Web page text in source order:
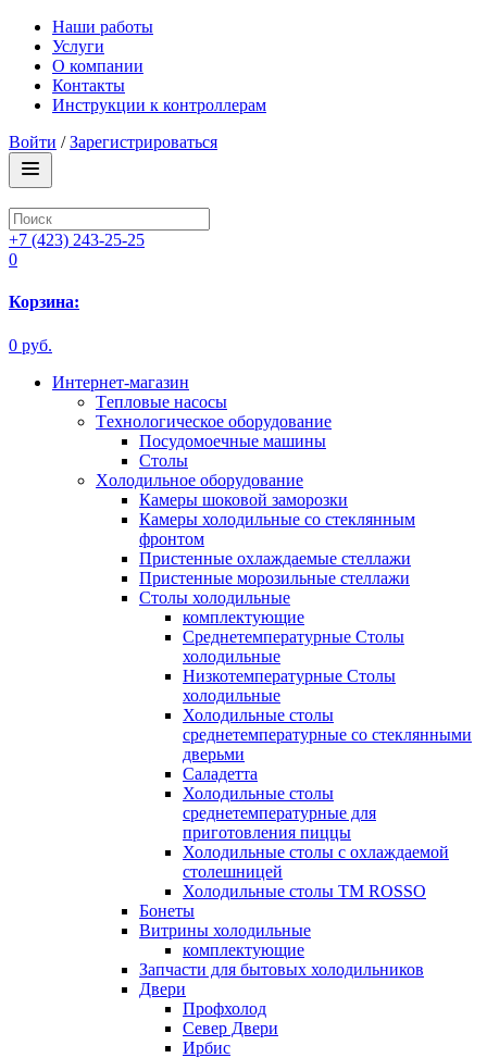
Наши работы
Услуги
О компании
Контакты
Инструкции к контроллерам
Войти /Зарегистрироваться
+7 (423) 243-25-25
0
Корзина:
0 руб.
Интернет-магазин
Tепловые насосы
Tехнологическое оборудование
Посудомоечные машины
Столы
Xолодильное оборудование
Камеры шоковой заморозки
Камеры холодильные со стеклянным
фронтом
Пристенные охлаждаемые стеллажи
Пристенные морозильные стеллажи
Столы холодильные
комплектующие
Среднетемпературные Столы
холодильные
Низкотемпературные Столы
холодильные
Холодильные столы
среднетемпературные со стеклянными
дверьми
Саладетта
Холодильные столы
среднетемпературные для
приготовления пиццы
Холодильные столы с охлаждаемой
столешницей
Холодильные столы ТМ ROSSO
Бонеты
Витрины холодильные
комплектующие
Запчасти для бытовых холодильников
Двери
Профхолод
Север Двери
Ирбис